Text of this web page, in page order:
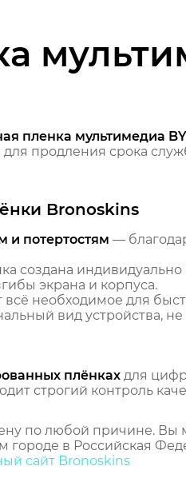
пленка мультимедиа
продления срока
Bronoskins
и потертостям —
создана
экрана и корпуса.
необходимое для
вид устройства,
плёнках для
строгий контроль
по любой причине. Вы
городе в Российская
сайт Bronoskins